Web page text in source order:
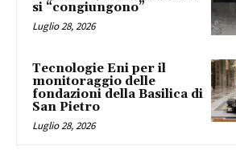
si “congiungono”
Luglio 28, 2026
Tecnologie Eni per il
monitoraggio delle
fondazioni della Basilica di
San Pietro
Luglio 28, 2026